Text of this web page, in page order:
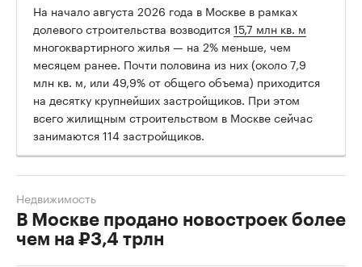
На начало августа 2026 года в Москве в рамках
долевого строительства возводится15,7 млн кв. м
многоквартирного жилья — на 2% меньше, чем
месяцем ранее. Почти половина из них (около 7,9
млн кв. м, или 49,9% от общего объема) приходится
на десятку крупнейших застройщиков. При этом
всего жилищным строительством в Москве сейчас
занимаются 114 застройщиков.
В Москве продано новостроек более
чем на ₽3,4 трлн
Недвижимость